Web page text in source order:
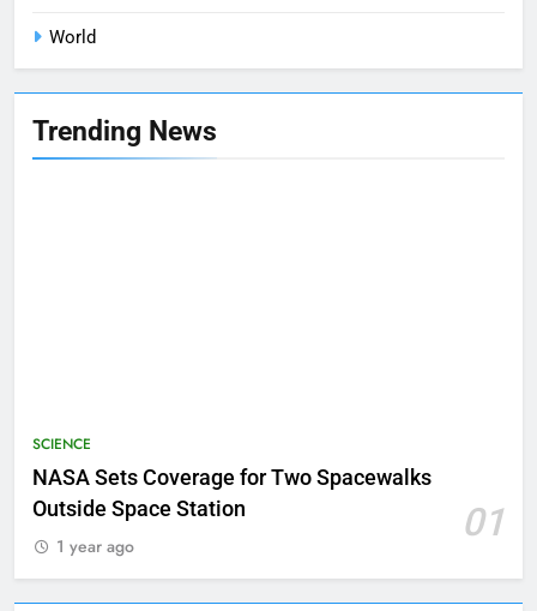
World
Trending News
SCIENCE
NASA Sets Coverage for Two Spacewalks
Outside Space Station
01
1 year ago